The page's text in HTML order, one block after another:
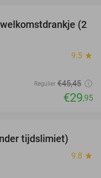
34%
(2
9.5 star
Regulier €45,45
€29,95
tijdslimiet)
9.8 star